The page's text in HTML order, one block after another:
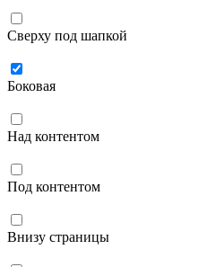
Сверху под шапкой
Боковая
Над контентом
Под контентом
Внизу страницы